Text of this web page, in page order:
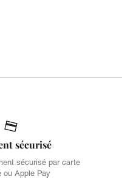
sécurisé
sécurisé par carte
ou Apple Pay